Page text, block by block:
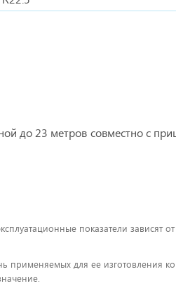
до 23 метров совместно с
показатели зависят
применяемых для ее изготовления